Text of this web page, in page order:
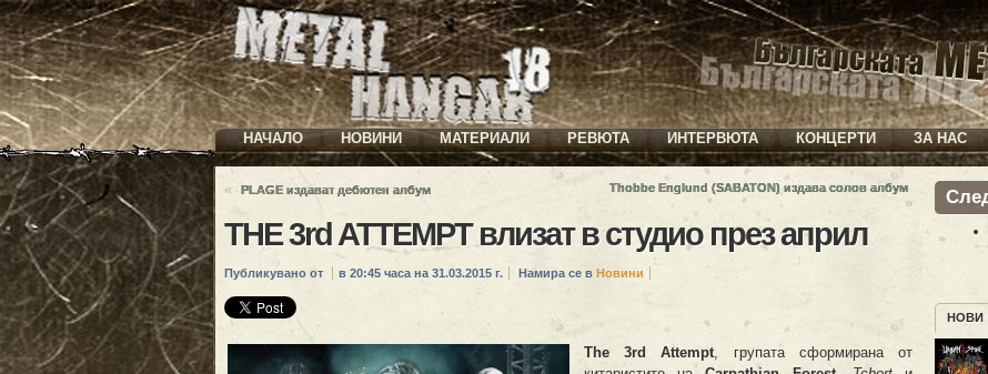
НАЧАЛО НОВИНИ МАТЕРИАЛИ РЕВЮТА ИНТЕРВЮТА КОНЦЕРТИ ЗА НАС
« PLAGE издават дебютен албум Thobbe Englund (SABATON) издава солов албум
»
THE 3rd ATTEMPT влизат в студио през април
Публикувано от в 20:45 часа на 31.03.2015 г. Намира се в Новини
The 3rd Attempt, групата сформирана от
НОВИ